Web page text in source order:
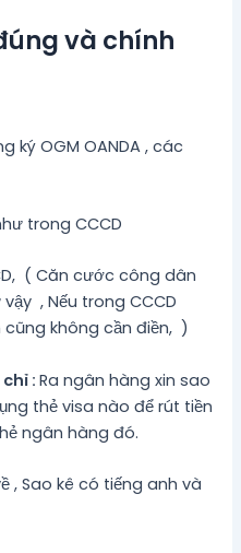
và chính
ký OGM OANDA , các
trong CCCD
( Căn cước công dân
, Nếu trong CCCD
không cần điền, )
chỉ :Ra ngân hàng xin sao
thẻ visa nào để rút tiền
ngân hàng đó.
, Sao kê có tiếng anh và